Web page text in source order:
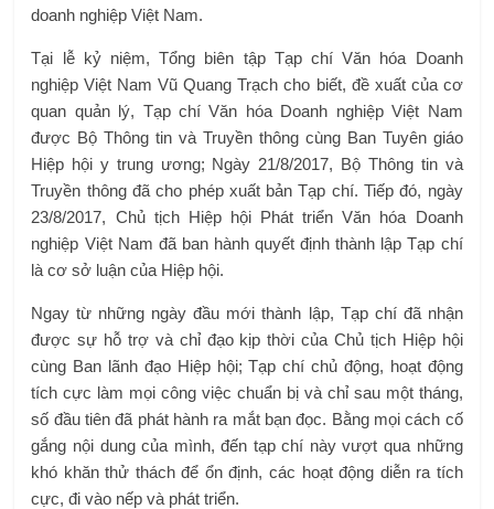
doanh nghiệp Việt Nam.
Tại lễ kỷ niệm, Tổng biên tập Tạp chí Văn hóa Doanh
nghiệp Việt Nam Vũ Quang Trạch cho biết, đề xuất của cơ
quan quản lý, Tạp chí Văn hóa Doanh nghiệp Việt Nam
được Bộ Thông tin và Truyền thông cùng Ban Tuyên giáo
Hiệp hội y trung ương; Ngày 21/8/2017, Bộ Thông tin và
Truyền thông đã cho phép xuất bản Tạp chí. Tiếp đó, ngày
23/8/2017, Chủ tịch Hiệp hội Phát triển Văn hóa Doanh
nghiệp Việt Nam đã ban hành quyết định thành lập Tạp chí
là cơ sở luận của Hiệp hội.
Ngay từ những ngày đầu mới thành lập, Tạp chí đã nhận
được sự hỗ trợ và chỉ đạo kịp thời của Chủ tịch Hiệp hội
cùng Ban lãnh đạo Hiệp hội; Tạp chí chủ động, hoạt động
tích cực làm mọi công việc chuẩn bị và chỉ sau một tháng,
số đầu tiên đã phát hành ra mắt bạn đọc. Bằng mọi cách cố
gắng nội dung của mình, đến tạp chí này vượt qua những
khó khăn thử thách để ổn định, các hoạt động diễn ra tích
cực, đi vào nếp và phát triển.